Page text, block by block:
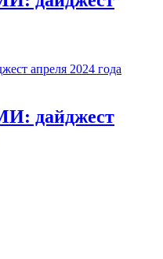
дайджест